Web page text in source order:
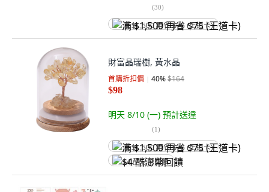
(30)
满 $1,500 再省 $75 (王道卡)
財富晶瑞樹, 黃水晶
首購折扣價 40%$164
$98
明天 8/10 (一) 預計送達
(1)
满 $1,500 再省 $75 (王道卡)
$4 酷澎幣回饋